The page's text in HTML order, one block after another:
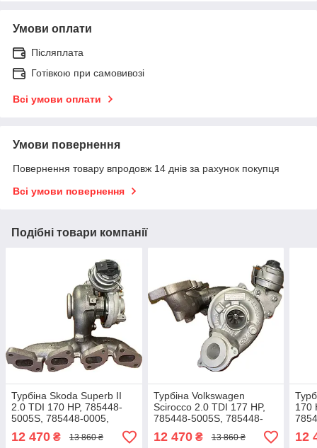
Умови оплати
Післяплата
Готівкою при самовивозі
Всі умови оплати
Умови повернення
Повернення товару впродовж 14 днів за рахунок покупця
Всі умови повернення
Подібні товари компанії
Турбіна Skoda Superb II
2.0 TDI 170 HP, 785448-
5005S, 785448-0005,
CFFA, CFFB, 03L253010F,
03L253010N, 2010+
12 470 ₴ 13 860 ₴
Турбіна Volkswagen
Scirocco 2.0 TDI 177 HP,
785448-5005S, 785448-
0005, CFGC, 03L253010F,
03L253010N, 2013-2014
12 470₴ 13 860 ₴
170
12